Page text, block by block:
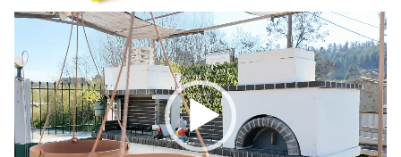
Πρόγραμμα
Αναπαραγωγής
Βίντεο